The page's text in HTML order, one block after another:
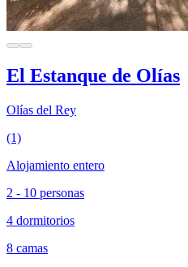
El Estanque de Olías
Olías del Rey
(1)
Alojamiento entero
2 - 10 personas
4 dormitorios
8 camas